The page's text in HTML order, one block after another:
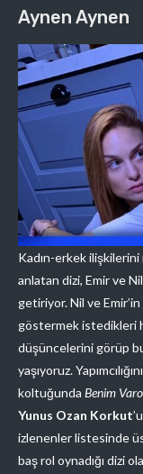
Aynen Aynen
Kadın-erkek
anlatan dizi, Emir ve
getiriyor. Nil ve
göstermek istedikleri
düşüncelerini görüp bu
yaşıyoruz. Yapımcılığını
koltuğunda Benim
Yunus Ozan Korkut
izlenenler listesinde
baş rol oynadığı dizi